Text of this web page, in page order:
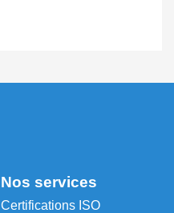
Nos services
Certifications ISO